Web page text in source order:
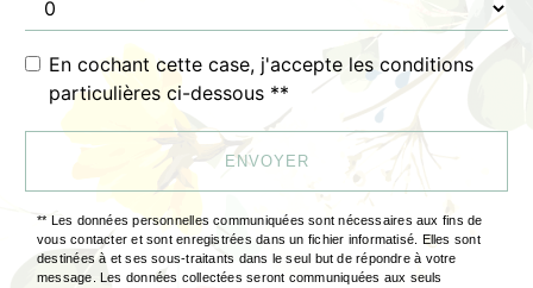
En cochant cette case, j'accepte les conditions
particulières ci-dessous **
ENVOYER
** Les données personnelles communiquées sont nécessaires aux fins de
vous contacter et sont enregistrées dans un fichier informatisé. Elles sont
destinées à et ses sous-traitants dans le seul but de répondre à votre
message. Les données collectées seront communiquées aux seuls